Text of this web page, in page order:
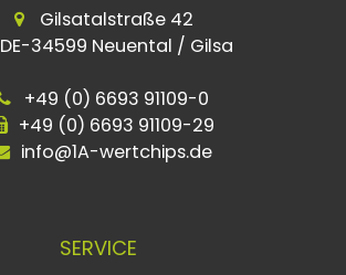
Gilsatalstraße 42
DE-34599 Neuental / Gilsa
+49 (0) 6693 91109-0
+49 (0) 6693 91109-29
info@1A-wertchips.de
SERVICE